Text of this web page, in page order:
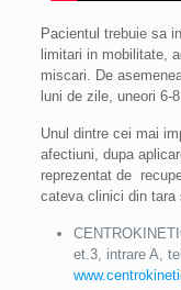
Pacientul trebuie sa
limitari in mobilitate,
miscari. De
luni de zile, uneori 6-
Unul dintre cei mai
afectiuni, dupa
reprezentat de
cateva clinici din tara
et.3, intrare A,